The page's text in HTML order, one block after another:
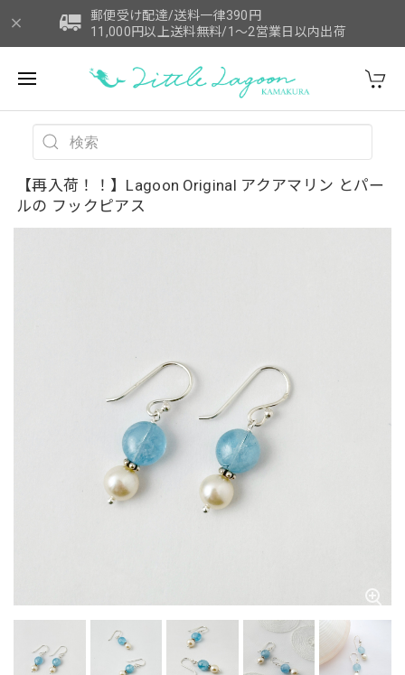
郵便受け配達/送料一律390円
11,000円以上送料無料/1～2営業日以内出荷
【再入荷！！】Lagoon Original アクアマリン とパー
ルの フックピアス